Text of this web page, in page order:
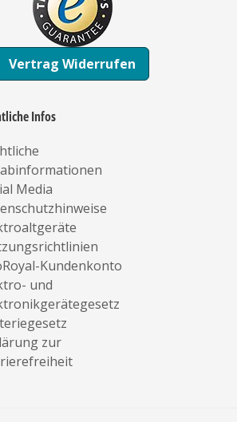
Vertrag Widerrufen
Infos
Media
Kundenkonto
und
zur